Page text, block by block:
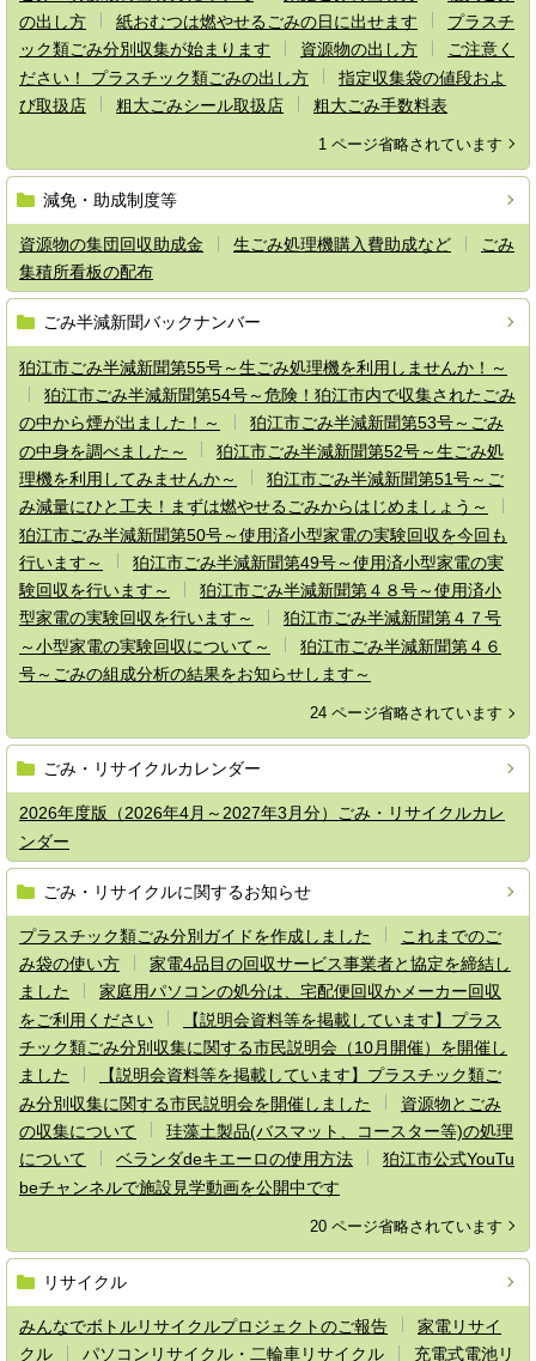
の出し方
紙おむつは燃やせるごみの日に出せます
プラスチ
ック類ごみ分別収集が始まります
資源物の出し方
ご注意く
ださい！ プラスチック類ごみの出し方
指定収集袋の値段およ
び取扱店
粗大ごみシール取扱店 粗大ごみ手数料表
1 ページ省略されています
減免・助成制度等
資源物の集団回収助成金 生ごみ処理機購入費助成など
ごみ
集積所看板の配布
ごみ半減新聞バックナンバー
狛江市ごみ半減新聞第55号～生ごみ処理機を利用しませんか！～
狛江市ごみ半減新聞第54号～危険！狛江市内で収集されたごみ
の中から煙が出ました！～
狛江市ごみ半減新聞第53号～ごみ
の中身を調べました～
狛江市ごみ半減新聞第52号～生ごみ処
理機を利用してみませんか～
狛江市ごみ半減新聞第51号～ご
み減量にひと工夫！まずは燃やせるごみからはじめましょう～
狛江市ごみ半減新聞第50号～使用済小型家電の実験回収を今回も
行います～
狛江市ごみ半減新聞第49号～使用済小型家電の実
験回収を行います～
狛江市ごみ半減新聞第４８号～使用済小
型家電の実験回収を行います～
狛江市ごみ半減新聞第４７号
～小型家電の実験回収について～
狛江市ごみ半減新聞第４６
号～ごみの組成分析の結果をお知らせします～
24 ページ省略されています
ごみ・リサイクルカレンダー
2026年度版（2026年4月～2027年3月分）ごみ・リサイクルカレ
ンダー
ごみ・リサイクルに関するお知らせ
プラスチック類ごみ分別ガイドを作成しました
これまでのご
み袋の使い方
家電4品目の回収サービス事業者と協定を締結し
ました
家庭用パソコンの処分は、宅配便回収かメーカー回収
をご利用ください
【説明会資料等を掲載しています】プラス
チック類ごみ分別収集に関する市民説明会（10月開催）を開催し
ました
【説明会資料等を掲載しています】プラスチック類ご
み分別収集に関する市民説明会を開催しました
資源物とごみ
の収集について
珪藻土製品(バスマット、コースター等)の処理
について
ベランダdeキエーロの使用方法
狛江市公式YouTu
beチャンネルで施設見学動画を公開中です
20 ページ省略されています
リサイクル
みんなでボトルリサイクルプロジェクトのご報告
家電リサイ
クル
パソコンリサイクル・二輪車リサイクル
充電式電池リ